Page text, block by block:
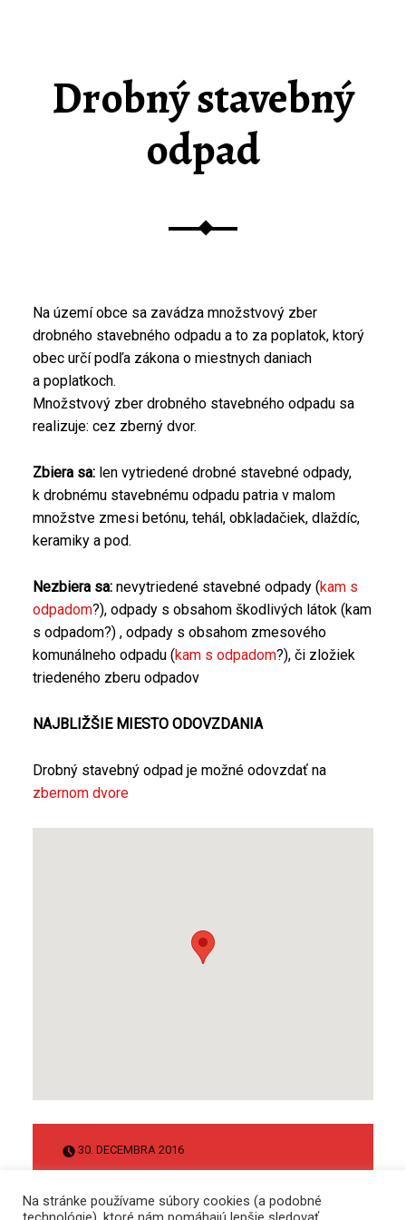
Drobný stavebný
odpad
Na území obce sa zavádza množstvový zber
drobného stavebného odpadu a to za poplatok, ktorý
obec určí podľa zákona o miestnych daniach
a poplatkoch.
Množstvový zber drobného stavebného odpadu sa
realizuje: cez zberný dvor.
Zbiera sa:len vytriedené drobné stavebné odpady,
k drobnému stavebnému odpadu patria v malom
množstve zmesi betónu, tehál, obkladačiek, dlaždíc,
keramiky a pod.
Nezbiera sa:nevytriedené stavebné odpady (kam s
odpadom?), odpady s obsahom škodlivých látok (kam
s odpadom?) , odpady s obsahom zmesového
komunálneho odpadu (kam s odpadom?), či zložiek
triedeného zberu odpadov
NAJBLIŽŠIE MIESTO ODOVZDANIA
Drobný stavebný odpad je možné odovzdať na
zbernom dvore
30. DECEMBRA 2016
Na stránke používame súbory cookies (a podobné